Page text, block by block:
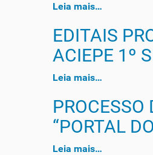
Leia mais…
EDITAIS
ACIEPE 1º
Leia mais…
“PORTAL
Leia mais…